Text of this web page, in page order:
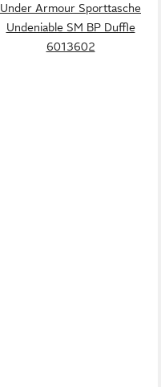
Under Armour Sporttasche
Undeniable SM BP Duffle
6013602